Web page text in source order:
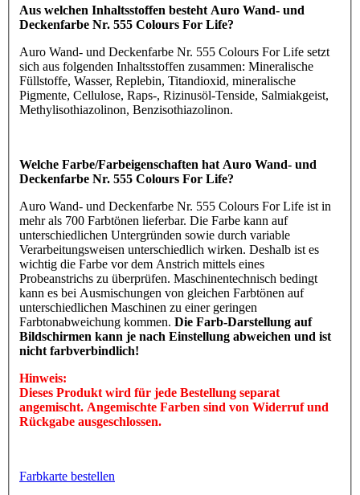
Aus welchen Inhaltsstoffen besteht Auro Wand- und
Deckenfarbe Nr. 555 Colours For Life?
Auro Wand- und Deckenfarbe Nr. 555 Colours For Life setzt
sich aus folgenden Inhaltsstoffen zusammen: Mineralische
Füllstoffe, Wasser, Replebin, Titandioxid, mineralische
Pigmente, Cellulose, Raps-, Rizinusöl-Tenside, Salmiakgeist,
Methylisothiazolinon, Benzisothiazolinon.
Welche Farbe/Farbeigenschaften hat Auro Wand- und
Deckenfarbe Nr. 555 Colours For Life?
Auro Wand- und Deckenfarbe Nr. 555 Colours For Life ist in
mehr als 700 Farbtönen lieferbar. Die Farbe kann auf
unterschiedlichen Untergründen sowie durch variable
Verarbeitungsweisen unterschiedlich wirken. Deshalb ist es
wichtig die Farbe vor dem Anstrich mittels eines
Probeanstrichs zu überprüfen. Maschinentechnisch bedingt
kann es bei Ausmischungen von gleichen Farbtönen auf
unterschiedlichen Maschinen zu einer geringen
Farbtonabweichung kommen. Die Farb-Darstellung auf
Bildschirmen kann je nach Einstellung abweichen und ist
nicht farbverbindlich!
Hinweis:
Dieses Produkt wird für jede Bestellung separat
angemischt. Angemischte Farben sind von Widerruf und
Rückgabe ausgeschlossen.
Farbkarte bestellen